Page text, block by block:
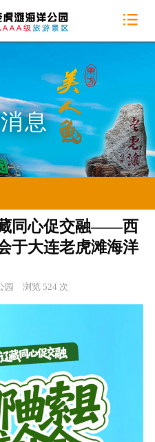
息
同心促交融——西
于大连老虎滩海洋
园 浏览 524 次